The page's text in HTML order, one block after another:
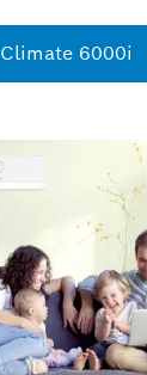
Climate 6000i